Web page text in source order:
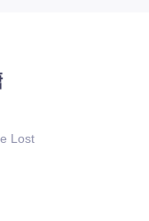
Lost